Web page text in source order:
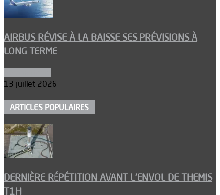
AIRBUS RÉVISE À LA BAISSE SES PRÉVISIONS À
LONG TERME
13 juillet 2026
ARTICLES POPULAIRES
DERNIÈRE RÉPÉTITION AVANT L’ENVOL DE THEMIS
T1H